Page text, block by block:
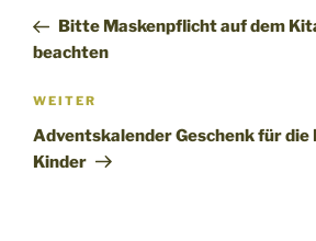
Beitrag
Bitte Maskenpflicht auf dem
beachten
Nächster
Beitrag
WEITER
Adventskalender Geschenk für
Kinder